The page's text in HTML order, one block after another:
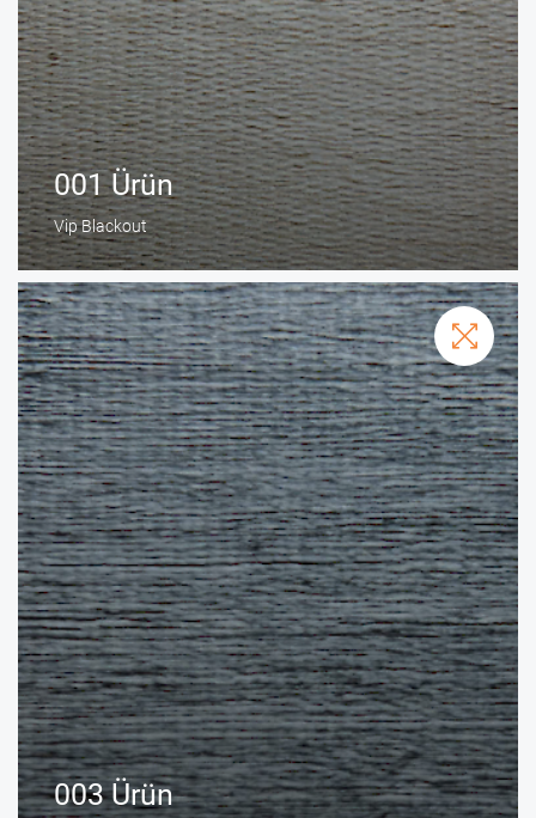
001 Ürün
Vip Blackout
003 Ürün